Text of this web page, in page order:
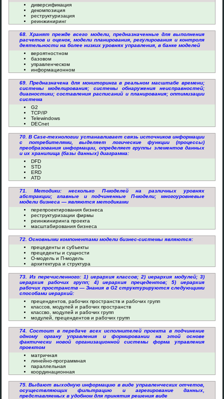
диверсификация
декомпозиция
реструктуризация
реинжиниринг
68. Хранят прежде всего модели, предназначенные для выполнения
расчетов и оценок, модели планирования, регулирования и контроля
деятельности на более низких уровнях управления, в банке моделей
вероятностном
базовом
управленческом
информационном
69. Предназначена для мониторинга в реальном масштабе времени;
системы моделирования; системы обнаружения неисправностей;
диагностики; составления расписаний и планирования; оптимизации
система
G2
TCP/IP
Telewindows
DECnet
70. В Case-технологии устанавливает связь источников информации
с потребителями, выделяет логические функции (процессы)
преобразования информации, определяет группы элементов данных
и их хранилища (базы данных) диаграмма:
DFD
STD
ERD
ATD
71. Методики: несколько П-моделей на различных уровнях
абстракции; главные и подчиненные П-модели; многоуровневые
модели бизнеса — являются методиками
перепроектирования бизнеса
реструктуризации фирмы
реинжиниринга проекта
масштабирования бизнеса
72. Основными компонентами модели бизнес-системы являются:
прецеденты и субъекты
прецеденты и сущности
О-модель и П-модель
архитектура и структура
73. Из перечисленного: 1) иерархия классов; 2) иерархия модулей; 3)
иерархия рабочих групп; 4) иерархия прецедентов; 5) иерархия
рабочих пространств — Знания в G2 структурируются следующими
способами иерархий:
прецендентов, рабочих пространств и рабочих групп
классов, модулей и рабочих пространств
классво, модулей и рабочих групп
модулей, прецендентов и рабочих групп
74. Состоит в передаче всех исполнителей проекта в подчинение
одному органу управления и формировании на этой основе
фактически новой организационной системы форма управления
проектом
матричная
линейно-программная
параллельная
координационная
75. Выдают выходную информацию в виде управленческих отчетов,
осуществляющих фильтрацию и агрегирование данных,
представляемых в удобном для принятия решения виде